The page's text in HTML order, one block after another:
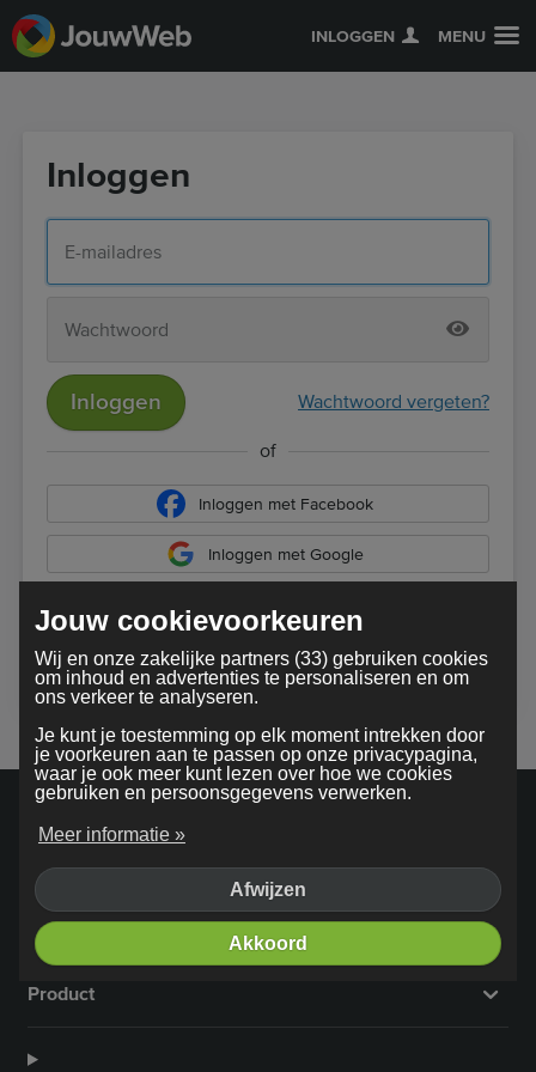
INLOGGEN MENU
Inloggen
Inloggen Wachtwoord vergeten?
of
Inloggen met Facebook
Inloggen met Google
algemene voorwaarden
Bedrijf
Product
Jouw cookievoorkeuren
Wij en onze zakelijke partners (33) gebruiken cookies
om inhoud en advertenties te personaliseren en om
ons verkeer te analyseren.
Je kunt je toestemming op elk moment intrekken door
je voorkeuren aan te passen op onze privacypagina,
waar je ook meer kunt lezen over hoe we cookies
gebruiken en persoonsgegevens verwerken.
Meer informatie »
Afwijzen
Akkoord